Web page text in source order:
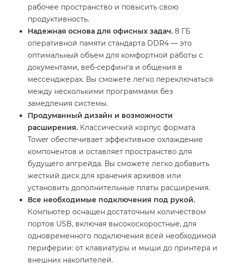
рабочее пространство и повысить свою
продуктивность.
Надежная основа для офисных задач. 8 ГБ
оперативной памяти стандарта DDR4 — это
оптимальный объем для комфортной работы с
документами, веб-серфинга и общения в
мессенджерах. Вы сможете легко переключаться
между несколькими программами без
замедления системы.
Продуманный дизайн и возможности
расширения. Классический корпус формата
Tower обеспечивает эффективное охлаждение
компонентов и оставляет пространство для
будущего апгрейда. Вы сможете легко добавить
жесткий диск для хранения архивов или
установить дополнительные платы расширения.
Все необходимые подключения под рукой.
Компьютер оснащен достаточным количеством
портов USB, включая высокоскоростные, для
одновременного подключения всей необходимой
периферии: от клавиатуры и мыши до принтера и
внешних накопителей.